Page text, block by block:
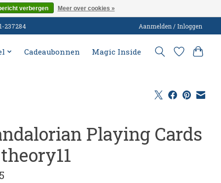
237284 Aanmelden / Inloggen
Cadeaubonnen Magic Inside
Playing Cards
verbergen Meer over cookies »